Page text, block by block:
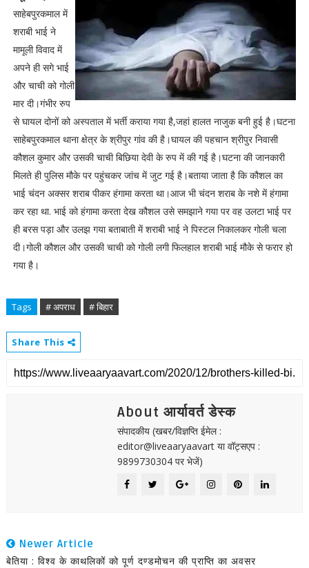
साहेबपुरकमाल में
शराबी भाई ने
मामूली विवाद में
अपने ही सगे भाई
और चाची को गोली
मार दी।गंभीर रुप
से घायल दोनों को अस्पताल में भर्ती कराया गया है,जहां हालत नाजुक बनी हुई है।घटना
साहेबपुरकमाल थाना क्षेत्र के श्रीपुर गांव की है।घायल की पहचान श्रीपुर निवासी
कौशल कुमार और उसकी चाची बिछिया देवी के रुप में की गई है।घटना की जानकारी
मिलते ही पुलिस मौके पर पहुंचकर जांच में जुट गई है।बताया जाता है कि कौशल का
भाई चंदन अक्सर शराब पीकर हंगामा करता था।आज भी चंदन शराब के नशे में हंगामा
कर रहा था. भाई को हंगामा करता देख कौशल उसे समझाने गया पर वह उलटा भाई पर
ही बरस पड़ा और उलझ गया बताबाती में शराबी भाई ने पिस्टल निकालकर गोली चला
दी।गोली कौशल और उसकी चाची को गोली लगी फिलहाल शराबी भाई मौके से फरार हो
गया है।
Tags # अपराध # बिहार
Share This
About आर्यावर्त डेस्क
संपादकीय (खबर/विज्ञप्ति ईमेल :
editor@liveaaryaavart या वॉट्सएप :
9899730304 पर भेजें)
Newer Article
बेतिया : विश्व के काथलिकों को पूर्ण दण्डमोचन की प्राप्ति का अवसर